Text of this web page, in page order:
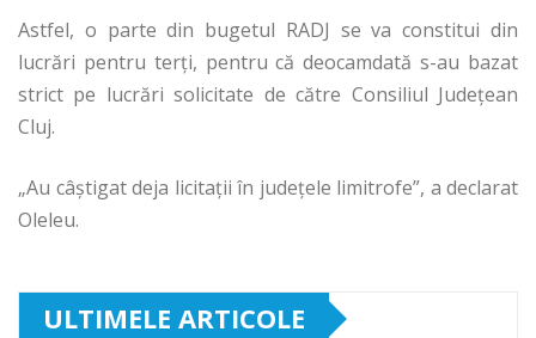
Astfel, o parte din bugetul RADJ se va constitui din
lucrări pentru terți, pentru că deocamdată s-au bazat
strict pe lucrări solicitate de către Consiliul Județean
Cluj.
„Au câștigat deja licitații în județele limitrofe”, a declarat
Oleleu.
ULTIMELE ARTICOLE